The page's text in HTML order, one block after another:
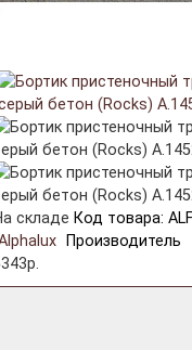
складе Код товара:
Производитель